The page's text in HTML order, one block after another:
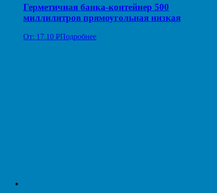
Герметичная банка-контейнер 500
миллилитров прямоугольная низкая
От: 17.10 РПодробнее